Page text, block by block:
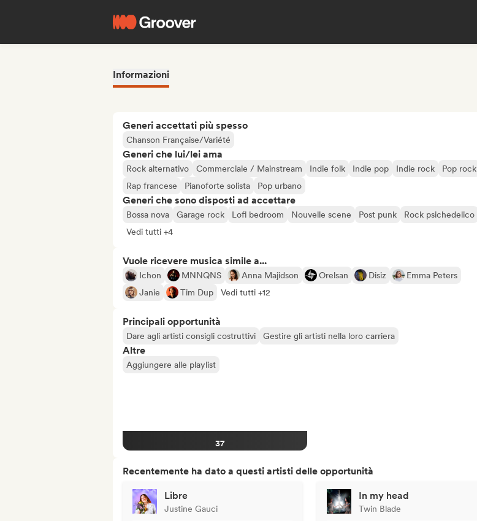
Informazioni
Generi accettati più spesso
Chanson Française/Variété
Generi che lui/lei ama
Rock alternativo Commerciale / Mainstream Indie folk Indie pop Indie rock
Pop rock
Rap francese
Pianoforte solista Pop urbano
Generi che sono disposti ad accettare
Bossa nova Garage rock Lofi bedroom Nouvelle scene Post punk
Rock psichedelico
Vedi tutti +4
Vuole ricevere musica simile a...
Ichon MNNQNS Anna Majidson Orelsan Disiz
Emma Peters
Janie
Tim Dup Vedi tutti +12
Principali opportunità
Dare agli artisti consigli costruttivi Gestire gli artisti nella loro carriera
Altre
Aggiungere alle playlist
37
Recentemente ha dato a questi artisti delle opportunità
Libre
Justine Gauci
In my head
Twin Blade